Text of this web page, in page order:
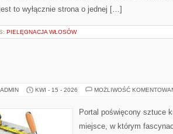
to wyłącznie strona o jednej […]
PIELĘGNACJA WŁOSÓW
KWI - 15 - 2026 MOŻLIWOŚĆ
Portal poświęcony sztuce
miejsce, w którym